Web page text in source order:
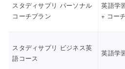
スタディサプリ パーソナル
コーチプラン
英語学
+ コー
スタディサプリ ビジネス英
語コース
英語学